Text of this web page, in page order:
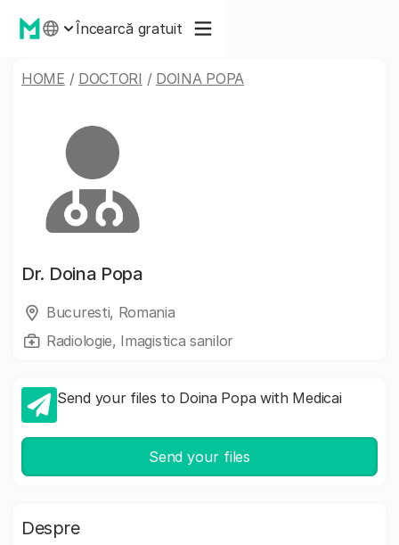
Încearcă gratuit
HOME / DOCTORI / DOINA POPA
Dr. Doina Popa
Bucuresti, Romania
Radiologie, Imagistica sanilor
Send your files to Doina Popa with Medicai
Send your files
Despre